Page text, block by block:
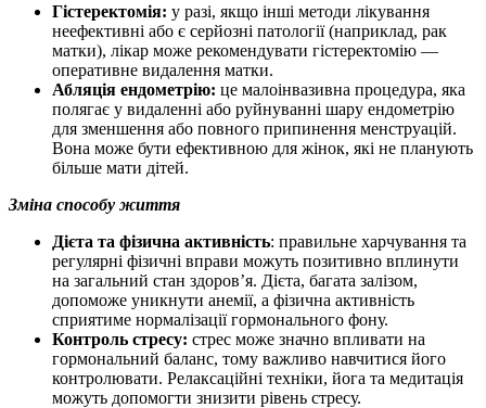
Гістеректомія: у разі, якщо інші методи лікування
неефективні або є серйозні патології (наприклад, рак
матки), лікар може рекомендувати гістеректомію —
оперативне видалення матки.
Абляція ендометрію: це малоінвазивна процедура, яка
полягає у видаленні або руйнуванні шару ендометрію
для зменшення або повного припинення менструацій.
Вона може бути ефективною для жінок, які не планують
більше мати дітей.
Зміна способу життя
Дієта та фізична активність: правильне харчування та
регулярні фізичні вправи можуть позитивно вплинути
на загальний стан здоров’я. Дієта, багата залізом,
допоможе уникнути анемії, а фізична активність
сприятиме нормалізації гормонального фону.
Контроль стресу: стрес може значно впливати на
гормональний баланс, тому важливо навчитися його
контролювати. Релаксаційні техніки, йога та медитація
можуть допомогти знизити рівень стресу.